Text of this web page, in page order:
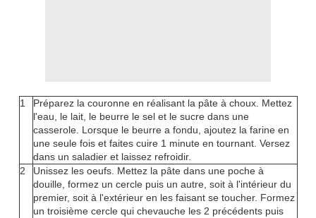
1
Préparez la couronne en réalisant la pâte à choux. Mettez
l'eau, le lait, le beurre le sel et le sucre dans une
casserole. Lorsque le beurre a fondu, ajoutez la farine en
une seule fois et faites cuire 1 minute en tournant. Versez
dans un saladier et laissez refroidir.
2
Unissez les oeufs. Mettez la pâte dans une poche à
douille, formez un cercle puis un autre, soit à l'intérieur du
premier, soit à l'extérieur en les faisant se toucher. Formez
un troisième cercle qui chevauche les 2 précédents puis